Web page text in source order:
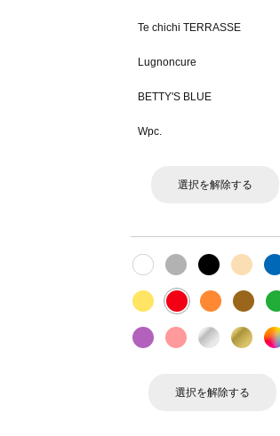
Te chichi TERRASSE
Lugnoncure
BETTY'S BLUE
Wpc.
選択を解除する
選択を解除する